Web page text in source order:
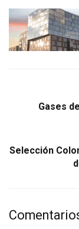
Gases
Selección